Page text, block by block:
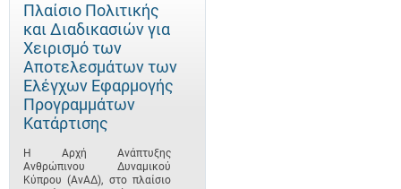
Πλαίσιο Πολιτικής
και Διαδικασιών για
Χειρισμό των
Αποτελεσμάτων των
Ελέγχων Εφαρμογής
Προγραμμάτων
Κατάρτισης
Η Αρχή Ανάπτυξης
Ανθρώπινου Δυναμικού
Κύπρου (ΑνΑΔ), στο πλαίσιο